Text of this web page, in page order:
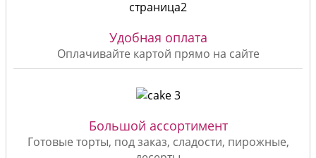
Удобная оплата
Оплачивайте картой прямо на сайте
Большой ассортимент
Готовые торты, под заказ, сладости, пирожные,